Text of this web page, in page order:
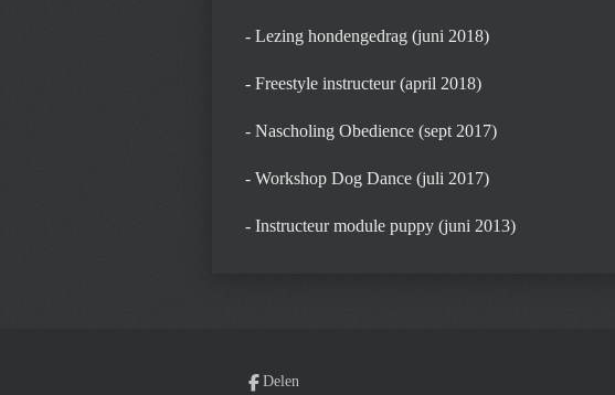
- Lezing hondengedrag (juni 2018)
- Freestyle instructeur (april 2018)
- Nascholing Obedience (sept 2017)
- Workshop Dog Dance (juli 2017)
- Instructeur module puppy (juni 2013)
Delen